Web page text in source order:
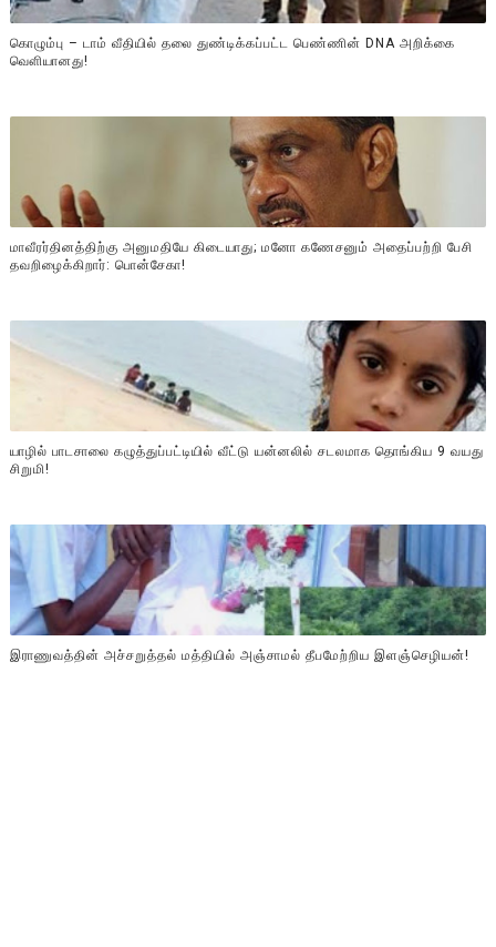
கொழும்பு – டாம் வீதியில் தலை துண்டிக்கப்பட்ட பெண்ணின் DNA அறிக்கை
வௌியானது!
மாவீரர்தினத்திற்கு அனுமதியே கிடையாது; மனோ கணேசனும் அதைப்பற்றி பேசி
தவறிழைக்கிறார்: பொன்சேகா!
யாழில் பாடசாலை கழுத்துப்பட்டியில் வீட்டு யன்னலில் சடலமாக தொங்கிய 9 வயது
சிறுமி!
இராணுவத்தின் அச்சறுத்தல் மத்தியில் அஞ்சாமல் தீபமேற்றிய இளஞ்செழியன்!